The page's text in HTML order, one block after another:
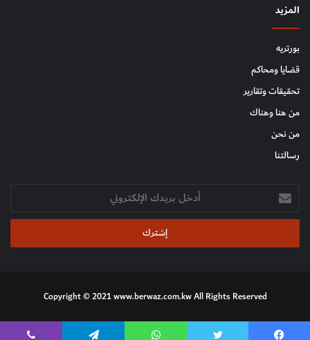
المزيد
بورتريه
قضايا ومحاكم
تحقيقات وتقارير
من هنا وهناك
من نحن
رسالتنا
أدخل
بريدك
الإلكتروني
Copyright © 2021 www.berwaz.com.kw All Rights Reserved